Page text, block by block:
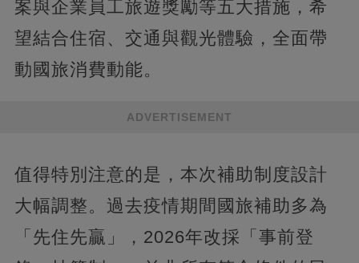
案與企業員工旅遊獎勵等五大措施，希
望結合住宿、交通與觀光體驗，全面帶
動國旅消費動能。
ADVERTISEMENT
值得特別注意的是，本次補助制度設計
大幅調整。過去疫情期間國旅補助多為
「先住先贏」，2026年改採「事前登